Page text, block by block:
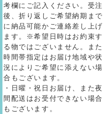
考欄にご記入ください。受注
後、折り返しご希望納期まで
に納品可能かご連絡差し上げ
ます。※希望日時はお約束す
る物ではございません。また
時間帯指定はお届け地域や状
況によりご希望に添えない場
合もございます。
・日曜・祝日お届け、また夜
間配送はお受付できない場合
もございます。